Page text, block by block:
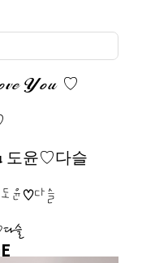
You ♡
도윤♡다슬
윤♡다슬
슬